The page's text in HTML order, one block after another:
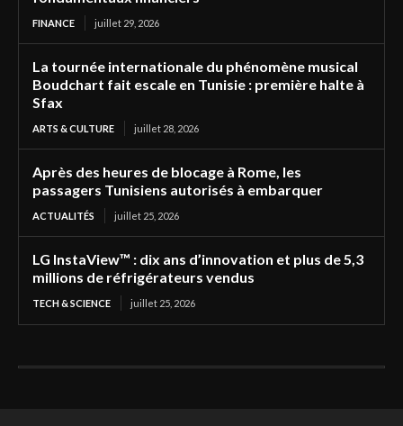
FINANCE juillet 29, 2026
La tournée internationale du phénomène musical
Boudchart fait escale en Tunisie : première halte à
Sfax
ARTS & CULTURE juillet 28, 2026
Après des heures de blocage à Rome, les
passagers Tunisiens autorisés à embarquer
ACTUALITÉS juillet 25, 2026
LG InstaView™ : dix ans d’innovation et plus de 5,3
millions de réfrigérateurs vendus
TECH & SCIENCE juillet 25, 2026